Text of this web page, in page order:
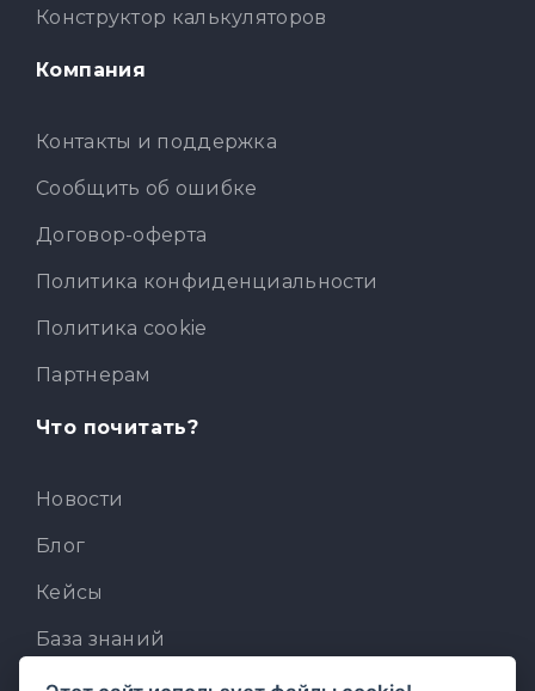
Конструктор калькуляторов
Компания
Контакты и поддержка
Сообщить об ошибке
Договор-оферта
Политика конфиденциальности
Политика cookie
Партнерам
Что почитать?
Новости
Блог
Кейсы
База знаний
Для разработчиков